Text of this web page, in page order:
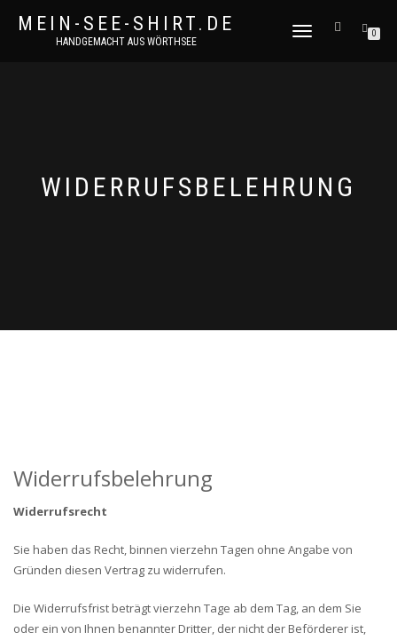
MEIN-SEE-SHIRT.DE
HANDGEMACHT AUS WÖRTHSEE
NAVIGATION
0
WIDERRUFSBELEHRUNG
Widerrufsbelehrung
Widerrufsrecht
Sie haben das Recht, binnen vierzehn Tagen ohne Angabe von
Gründen diesen Vertrag zu widerrufen.
Die Widerrufsfrist beträgt vierzehn Tage ab dem Tag, an dem Sie
oder ein von Ihnen benannter Dritter, der nicht der Beförderer ist,